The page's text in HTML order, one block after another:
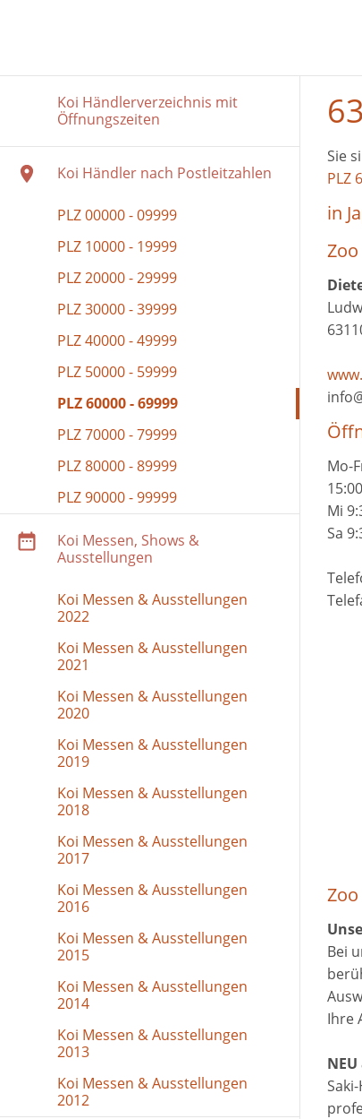
Koi Händlerverzeichnis mit
Öffnungszeiten
Koi Händler nach Postleitzahlen
PLZ 00000 - 09999
PLZ 10000 - 19999
PLZ 20000 - 29999
PLZ 30000 - 39999
PLZ 40000 - 49999
PLZ 50000 - 59999
PLZ 60000 - 69999
PLZ 70000 - 79999
PLZ 80000 - 89999
PLZ 90000 - 99999
Koi Messen, Shows &
Ausstellungen
Koi Messen & Ausstellungen
2022
Koi Messen & Ausstellungen
2021
Koi Messen & Ausstellungen
2020
Koi Messen & Ausstellungen
2019
Koi Messen & Ausstellungen
2018
Koi Messen & Ausstellungen
2017
Koi Messen & Ausstellungen
2016
Koi Messen & Ausstellungen
2015
Koi Messen & Ausstellungen
2014
Koi Messen & Ausstellungen
2013
Koi Messen & Ausstellungen
2012
Sie
PLZ
in
Mo-
Mi
Sa
Bei
Ihre